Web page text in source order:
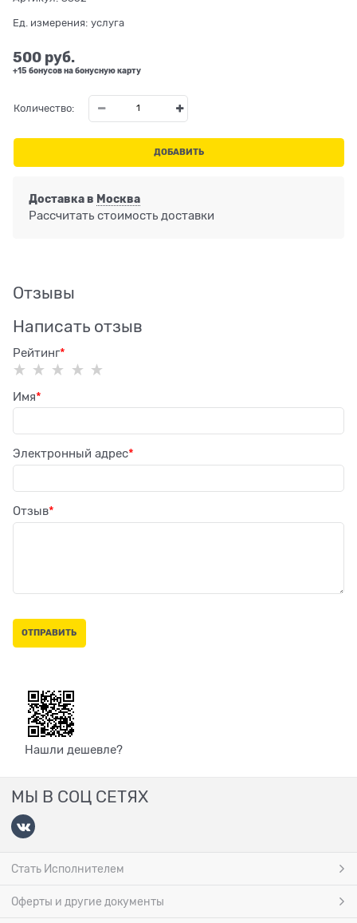
Ед. измерения: услуга
500 руб.
+15 бонусов на бонусную карту
Количество:
ДОБАВИТЬ
Доставка в Москва
Рассчитать стоимость доставки
Отзывы
Написать отзыв
Рейтинг
Имя
Электронный адрес
Отзыв
Нашли дешевле?
МЫ В СОЦ СЕТЯХ
Стать Исполнителем
Оферты и другие документы